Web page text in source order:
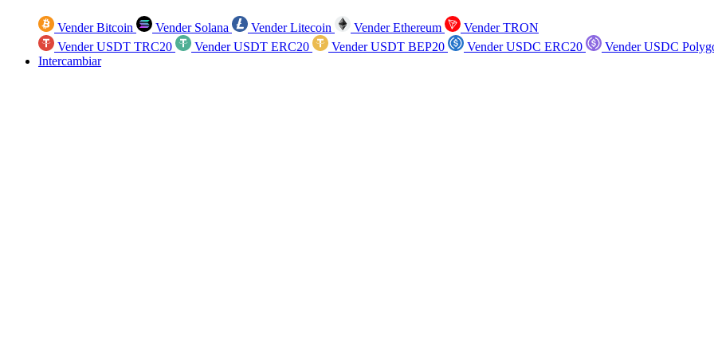
Vender Bitcoin Vender Solana Vender Litecoin Vender Ethereum
Vender TRON
Vender USDT TRC20
Vender USDT ERC20 Vender USDT BEP20 Vender USDC ERC20
Vender USDC
Intercambiar